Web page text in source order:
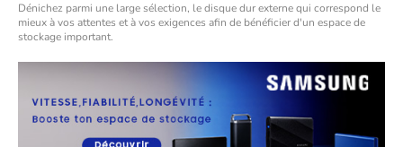
Dénichez parmi une large sélection, le disque dur externe qui correspond le
mieux à vos attentes et à vos exigences afin de bénéficier d'un espace de
stockage important.